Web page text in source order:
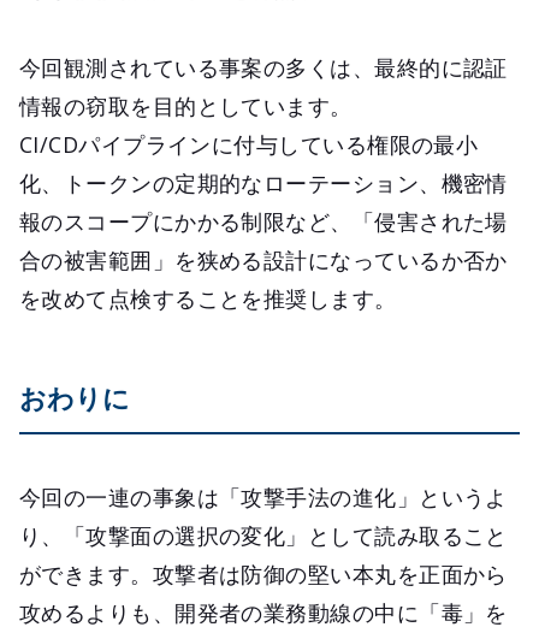
今回観測されている事案の多くは、最終的に認証
情報の窃取を目的としています。
CI/CDパイプラインに付与している権限の最小
化、トークンの定期的なローテーション、機密情
報のスコープにかかる制限など、「侵害された場
合の被害範囲」を狭める設計になっているか否か
を改めて点検することを推奨します。
おわりに
今回の一連の事象は「攻撃手法の進化」というよ
り、「攻撃面の選択の変化」として読み取ること
ができます。攻撃者は防御の堅い本丸を正面から
攻めるよりも、開発者の業務動線の中に「毒」を